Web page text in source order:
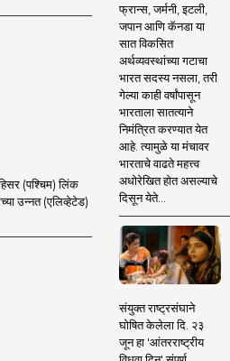
(पश्चिम) लिंक
उन्नत (एलिव्हेटेड)
फ्रान्स, जर्मनी, इटली,
जपान आणि कॅनडा या
सात विकसित
अर्थव्यवस्थांच्या गटाचा
भारत सदस्य नसला, तरी
गेल्या काही वर्षांपासून
भारताला सातत्याने
निमंत्रित करण्यात येत
आहे. त्यामुळे या मंचावर
भारताचे वाढते महत्त्व
अधोरेखित होत असल्याचे
दिसून येते...
संयुक्त राष्ट्रसंघाने
घोषित केलेला दि. २३
जून हा 'आंतरराष्ट्रीय